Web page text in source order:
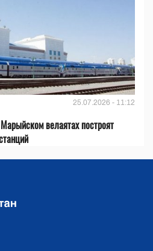
25.07.2026 - 11:12
велаятах построят